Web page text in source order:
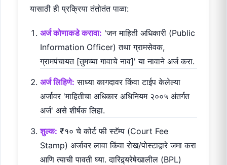
यासाठी ही प्रक्रिया तंतोतंत पाळा:
अर्ज कोणाकडे करावा: 'जन माहिती अधिकारी (Public
Information Officer) तथा ग्रामसेवक,
ग्रामपंचायत [तुमच्या गावाचे नाव]' या नावाने अर्ज करा.
अर्ज लिहिणे: साध्या कागदावर किंवा टाईप केलेल्या
अर्जावर 'माहितीचा अधिकार अधिनियम २००५ अंतर्गत
अर्ज' असे शीर्षक लिहा.
शुल्क: ₹१० चे कोर्ट फी स्टॅम्प (Court Fee
Stamp) अर्जावर लावा किंवा रोख/पोस्टाद्वारे जमा करा
आणि त्याची पावती घ्या. दारिद्र्यरेषेखालील (BPL)